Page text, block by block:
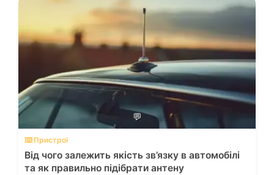
💬
⌨️ Пристрої
Від чого залежить якість зв’язку в автомобілі
та як правильно підібрати антену